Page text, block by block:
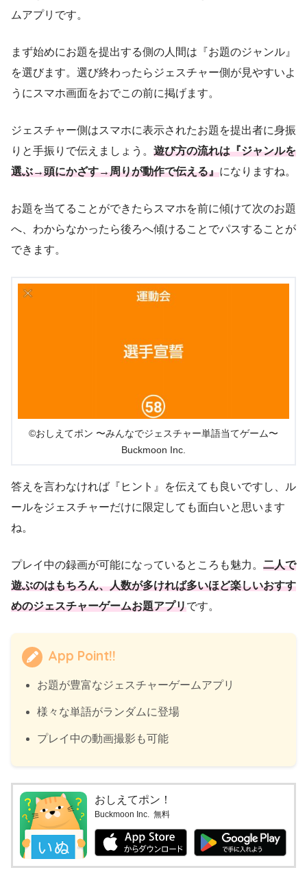
ムアプリです。
まず始めにお題を提出する側の人間は『お題のジャンル』
を選びます。選び終わったらジェスチャー側が見やすいよ
うにスマホ画面をおでこの前に掲げます。
ジェスチャー側はスマホに表示されたお題を提出者に身振
りと手振りで伝えましょう。 遊び方の流れは『ジャンルを
選ぶ→頭にかざす→周りが動作で伝える』になりますね。
お題を当てることができたらスマホを前に傾けて次のお題
へ、わからなかったら後ろへ傾けることでパスすることが
できます。
©おしえてポン 〜みんなでジェスチャー単語当てゲーム〜
Buckmoon Inc.
答えを言わなければ『ヒント』を伝えても良いですし、ル
ールをジェスチャーだけに限定しても面白いと思います
ね。
プレイ中の録画が可能になっているところも魅力。 二人で
遊ぶのはもちろん、人数が多ければ多いほど楽しいおすす
めのジェスチャーゲームお題アプリです。
App Point!!
お題が豊富なジェスチャーゲームアプリ
様々な単語がランダムに登場
プレイ中の動画撮影も可能
おしえてポン！
Buckmoon Inc. 無料